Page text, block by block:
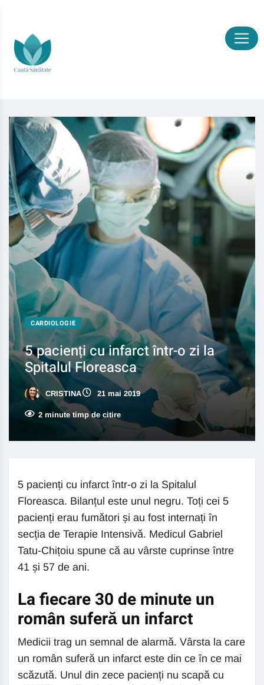
CARDIOLOGIE
5 pacienți cu infarct într-o zi la
Spitalul Floreasca
CRISTINA 21 mai 2019
2 minute timp de citire
5 pacienți cu infarct într-o zi la Spitalul
Floreasca. Bilanțul este unul negru. Toți cei 5
pacienți erau fumători și au fost internați în
secția de Terapie Intensivă. Medicul Gabriel
Tatu-Chițoiu spune că au vârste cuprinse între
41 și 57 de ani.
La fiecare 30 de minute un
român suferă un infarct
Medicii trag un semnal de alarmă. Vârsta la care
un român suferă un infarct este din ce în ce mai
scăzută. Unul din zece pacienți nu scapă cu